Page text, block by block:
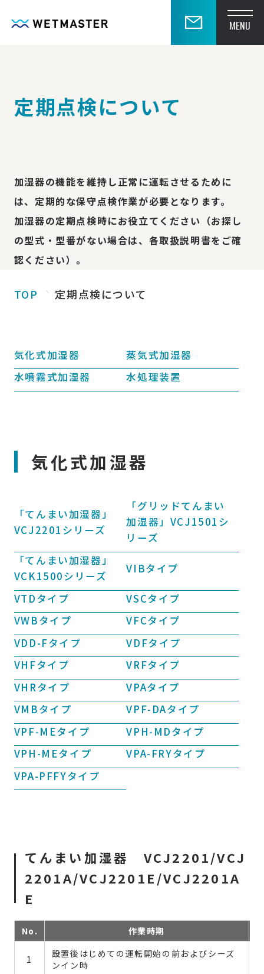
MENU
定期点検について
加湿器の機能を維持し正常に運転させるために
は、定期的な保守点検作業が必要となります。
加湿器の定期点検時にお役立てください（お探し
の型式・型番がない場合は、各取扱説明書をご確
認ください）。
TOP 定期点検について
気化式加湿器
蒸気式加湿器
水噴霧式加湿器
水処理装置
気化式加湿器
「てんまい加湿器」
VCJ2201シリーズ
「グリッドてんまい
加湿器」VCJ1501シ
リーズ
「てんまい加湿器」
VCK1500シリーズ
VIBタイプ
VTDタイプ
VSCタイプ
VWBタイプ
VFCタイプ
VDD-Fタイプ
VDFタイプ
VHFタイプ
VRFタイプ
VHRタイプ
VPAタイプ
VMBタイプ
VPF-DAタイプ
VPF-MEタイプ
VPH-MDタイプ
VPH-MEタイプ
VPA-FRYタイプ
VPA-PFFYタイプ
てんまい加湿器 VCJ2201/VCJ
2201A/VCJ2201E/VCJ2201A
E
No. 作業時期
1
設置後はじめての運転開始の前およびシーズ
ンイン時